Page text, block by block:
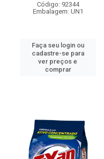
Código: 92344
Embalagem: UN1
Faça seu login ou
cadastre-se para
ver preços e
comprar